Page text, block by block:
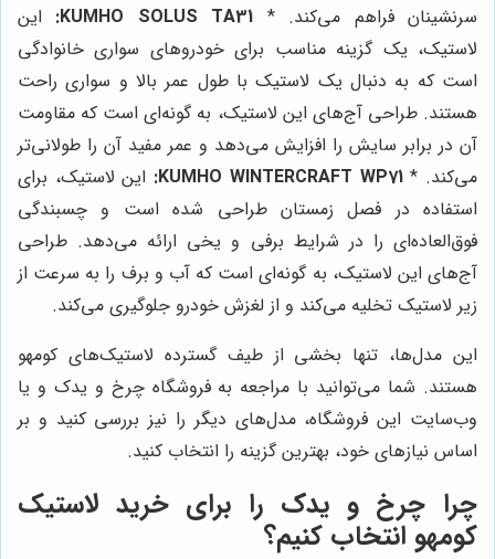
سرنشینان فراهم می‌کند. * KUMHO SOLUS TA31:
این
لاستیک، یک گزینه مناسب برای خودروهای سواری خانوادگی
است که به دنبال یک لاستیک با طول عمر بالا و سواری راحت
هستند. طراحی آج‌های این لاستیک، به گونه‌ای است که مقاومت
آن در برابر سایش را افزایش می‌دهد و عمر مفید آن را طولانی‌تر
می‌کند. *KUMHO WINTERCRAFT WP71: این لاستیک، برای
استفاده در فصل زمستان طراحی شده است و چسبندگی
فوق‌العاده‌ای را در شرایط برفی و یخی ارائه می‌دهد. طراحی
آج‌های این لاستیک، به گونه‌ای است که آب و برف را به سرعت از
زیر لاستیک تخلیه می‌کند و از لغزش خودرو جلوگیری می‌کند.
این مدل‌ها، تنها بخشی از طیف گسترده لاستیک‌های کومهو
هستند. شما می‌توانید با مراجعه به فروشگاه چرخ و یدک و یا
وب‌سایت این فروشگاه، مدل‌های دیگر را نیز بررسی کنید و بر
اساس نیازهای خود، بهترین گزینه را انتخاب کنید.
چرا چرخ و یدک را برای خرید لاستیک
کومهو انتخاب کنیم؟